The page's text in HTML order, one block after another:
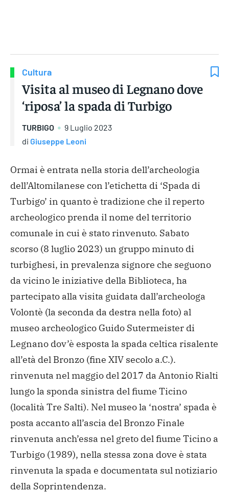
Cultura
Visita al museo di Legnano dove
‘riposa’ la spada di Turbigo
TURBIGO
9 Luglio 2023
di Giuseppe Leoni
Ormai è entrata nella storia dell’archeologia
dell’Altomilanese con l’etichetta di ‘Spada di
Turbigo’ in quanto è tradizione che il reperto
archeologico prenda il nome del territorio
comunale in cui è stato rinvenuto. Sabato
scorso (8 luglio 2023) un gruppo minuto di
turbighesi, in prevalenza signore che seguono
da vicino le iniziative della Biblioteca, ha
partecipato alla visita guidata dall’archeologa
Volontè (la seconda da destra nella foto) al
museo archeologico Guido Sutermeister di
Legnano dov’è esposta la spada celtica risalente
all’età del Bronzo (fine XIV secolo a.C.).
rinvenuta nel maggio del 2017 da Antonio Rialti
lungo la sponda sinistra del fiume Ticino
(località Tre Salti). Nel museo la ‘nostra’ spada è
posta accanto all’ascia del Bronzo Finale
rinvenuta anch’essa nel greto del fiume Ticino a
Turbigo (1989), nella stessa zona dove è stata
rinvenuta la spada e documentata sul notiziario
della Soprintendenza.